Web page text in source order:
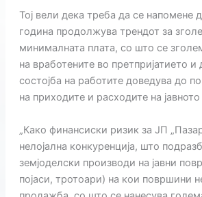
Тој вели дека треба да се напомене
година продолжува трендот за
минималната плата, со што се
на вработените во претпријатието и
состојба на работите доведува до
на приходите и расходите на јавното
„Како финансиски ризик за ЈП
нелојална конкуренција, што
земјоделски производи на јавни
појаси, тротоари) на кои површини